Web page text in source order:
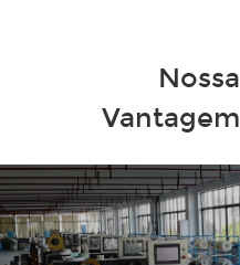
Nossa
Vantagem